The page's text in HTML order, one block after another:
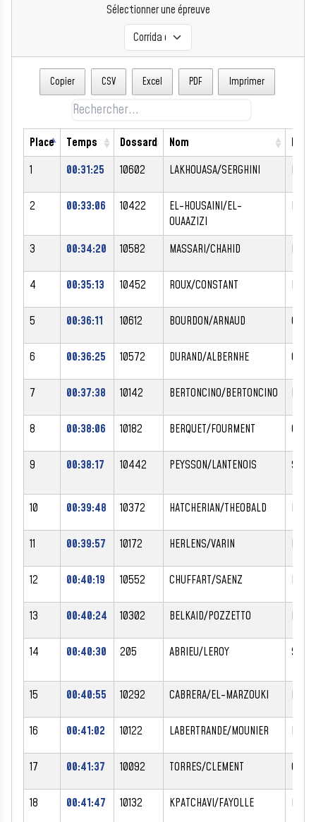
Sélectionner une épreuve
Copier CSV Excel PDF Imprimer
Place Temps Dossard Nom
1
00:31:25 10602 LAKHOUASA/SERGHINI
2 00:33:06 10422
EL-HOUSAINI/EL-
OUAAZIZI
3 00:34:20 10582 MASSARI/CHAHID
4 00:35:13 10452 ROUX/CONSTANT
5 00:36:11 10612 BOURDON/ARNAUD
6 00:36:25 10572 DURAND/ALBERNHE
7 00:37:38 10142 BERTONCINO/BERTONCINO
8 00:38:06 10182 BERQUET/FOURMENT
9 00:38:17 10442 PEYSSON/LANTENOIS
10 00:39:48 10372 HATCHERIAN/THEOBALD
11 00:39:57 10172 HERLENS/VARIN
12 00:40:19 10552 CHUFFART/SAENZ
13 00:40:24 10302 BELKAID/POZZETTO
14 00:40:30 205 ABRIEU/LEROY
15 00:40:55 10292 CABRERA/EL-MARZOUKI
16 00:41:02 10122 LABERTRANDE/MOUNIER
17 00:41:37 10092 TORRES/CLEMENT
18 00:41:47 10132 KPATCHAVI/FAYOLLE